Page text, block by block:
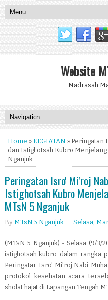
Website
Madrasah
Home » KEGIATAN » Peringatan
dan Istighotsah Kubro
Nganjuk
Peringatan Isro' Mi'roj
Istighotsah Kubro
MTsN 5 Nganjuk
By MTsN 5 Nganjuk Selasa,
(MTsN 5 Nganjuk) - Selasa (9/3/
istighotsah kubro dalam rangka
Peringatan Isro' Mi'roj Nabi
protokol kesehatan acara
sholat hajat di Lapangan Tengah